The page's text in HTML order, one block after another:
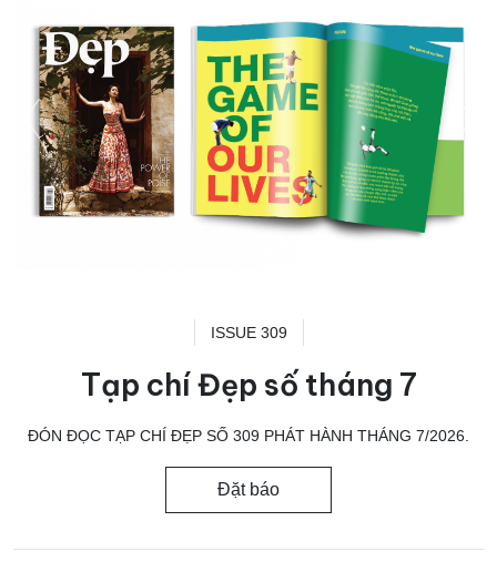
ISSUE 309
Tạp chí Đẹp số tháng 7
ĐÓN ĐỌC TẠP CHÍ ĐẸP SỐ 309 PHÁT HÀNH THÁNG 7/2026.
Đặt báo